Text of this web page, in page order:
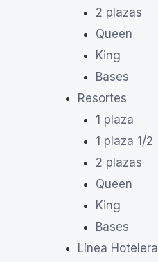
2 plazas
Queen
King
Bases
Resortes
1 plaza
1 plaza 1/2
2 plazas
Queen
King
Bases
Línea Hotelera